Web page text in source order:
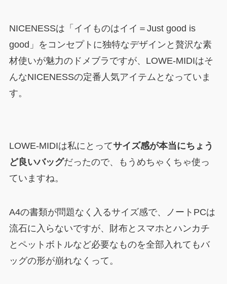
NICENESSは「イイものはイイ＝Just good is
good」をコンセプトに独特なデザインと贅沢な素
材使いが魅力のドメブラですが、LOWE-MIDIはそ
んなNICENESSの定番人気アイテムとなっていま
す。
LOWE-MIDIは私にとってサイズ感が本当にちょう
ど良いバッグだったので、もうめちゃくちゃ使っ
ていますね。
A4の書類が問題なく入るサイズ感で、ノートPCは
流石に入らないですが、財布とスマホとハンカチ
とペットボトルなど必要なものを全部入れてもバ
ッグの形が崩れなくって。